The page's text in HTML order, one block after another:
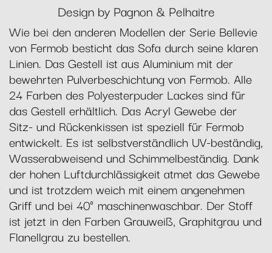
Design by Pagnon & Pelhaitre
Wie bei den anderen Modellen der Serie Bellevie
von Fermob besticht das Sofa durch seine klaren
Linien. Das Gestell ist aus Aluminium mit der
bewehrten Pulverbeschichtung von Fermob. Alle
24 Farben des Polyesterpuder Lackes sind für
das Gestell erhältlich. Das Acryl Gewebe der
Sitz- und Rückenkissen ist speziell für Fermob
entwickelt. Es ist selbstverständlich UV-beständig,
Wasserabweisend und Schimmelbeständig. Dank
der hohen Luftdurchlässigkeit atmet das Gewebe
und ist trotzdem weich mit einem angenehmen
Griff und bei 40° maschinenwaschbar. Der Stoff
ist jetzt in den Farben Grauweiß, Graphitgrau und
Flanellgrau zu bestellen.